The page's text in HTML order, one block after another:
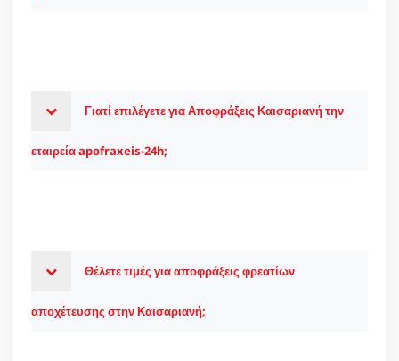
Γιατί επιλέγετε για Αποφράξεις Καισαριανή την
εταιρεία apofraxeis-24h;
Θέλετε τιμές για αποφράξεις φρεατίων
αποχέτευσης στην Καισαριανή;